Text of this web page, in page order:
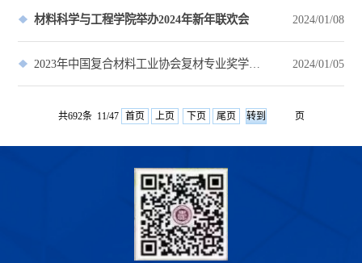
材料科学与工程学院举办2024年新年联欢会 2024/01/08
2024/01/05
共692条 11/47 首页 上页 下页 尾页 页